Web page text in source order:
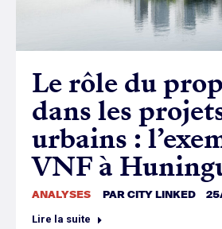
Le rôle du
dans les
urbains :
VNF à
ANALYSES PARCITY LINKED
Lire la suite